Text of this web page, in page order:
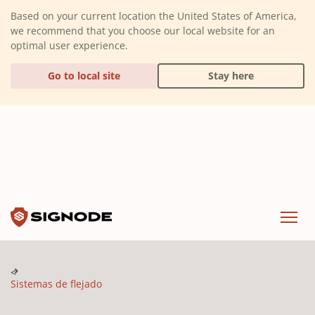
Based on your current location the United States of America,
we recommend that you choose our local website for an
optimal user experience.
Go to local site Stay here
Sistemas de flejado